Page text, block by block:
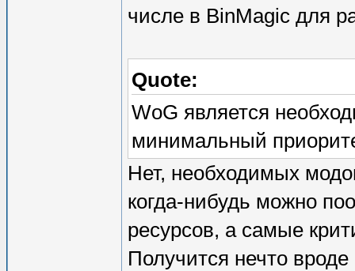
числе в BinMagic для
Quote:
WoG является
минимальный
Нет, необходимых
когда-нибудь можно
ресурсов, а самые
Получится нечто